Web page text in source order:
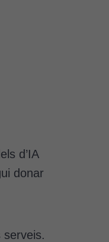
d’IA
donar
serveis.